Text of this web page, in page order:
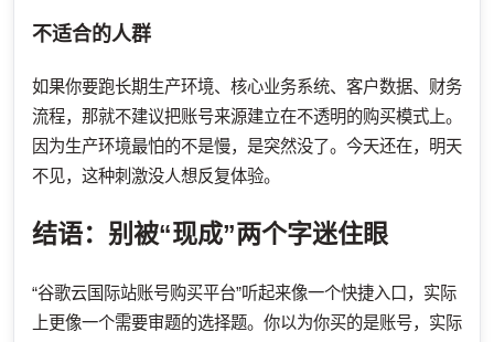
不适合的人群
如果你要跑长期生产环境、核心业务系统、客户数据、财务
流程，那就不建议把账号来源建立在不透明的购买模式上。
因为生产环境最怕的不是慢，是突然没了。今天还在，明天
不见，这种刺激没人想反复体验。
结语：别被“现成”两个字迷住眼
“谷歌云国际站账号购买平台”听起来像一个快捷入口，实际
上更像一个需要审题的选择题。你以为你买的是账号，实际